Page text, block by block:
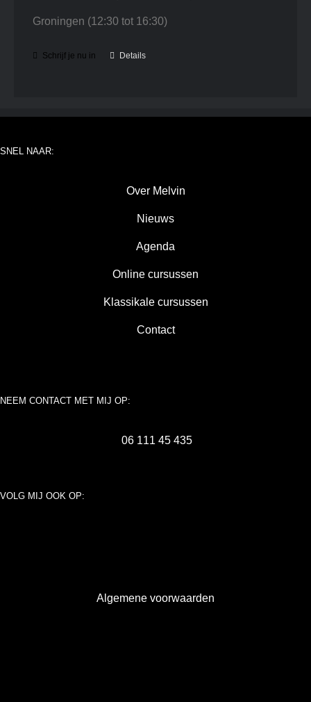
Groningen (12:30 tot 16:30)
Schrijf je nu in Details
SNEL NAAR:
Over Melvin
Nieuws
Agenda
Online cursussen
Klassikale cursussen
Contact
NEEM CONTACT MET MIJ OP:
06 111 45 435
VOLG MIJ OOK OP:
Algemene voorwaarden